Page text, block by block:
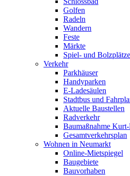
Golfen
Radeln
Wandern
Feste
Märkte
Spiel- und Bolzplätze
Verkehr
Parkhäuser
Handyparken
E-Ladesäulen
Stadtbus und
Aktuelle Baustellen
Radverkehr
Baumaßnahme
Gesamtverkehrsplan
Wohnen in Neumarkt
Online-Mietspiegel
Baugebiete
Bauvorhaben